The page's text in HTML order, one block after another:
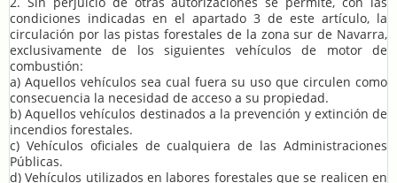
condiciones indicadas en el apartado 3 de este artículo, la
circulación por las pistas forestales de la zona sur de Navarra,
exclusivamente de los siguientes vehículos de motor de
combustión:
a) Aquellos vehículos sea cual fuera su uso que circulen como
consecuencia la necesidad de acceso a su propiedad.
b) Aquellos vehículos destinados a la prevención y extinción de
incendios forestales.
c) Vehículos oficiales de cualquiera de las Administraciones
Públicas.
d) Vehículos utilizados en labores forestales que se realicen en